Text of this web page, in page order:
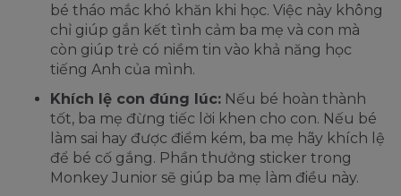
bé tháo mắc khó khăn khi học. Việc này không
chỉ giúp gắn kết tình cảm ba mẹ và con mà
còn giúp trẻ có niềm tin vào khả năng học
tiếng Anh của mình.
Khích lệ con đúng lúc: Nếu bé hoàn thành
tốt, ba mẹ đừng tiếc lời khen cho con. Nếu bé
làm sai hay được điểm kém, ba mẹ hãy khích lệ
để bé cố gắng. Phần thưởng sticker trong
Monkey Junior sẽ giúp ba mẹ làm điều này.